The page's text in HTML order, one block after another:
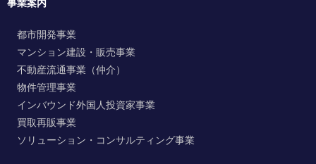
事業案内
都市開発事業
マンション建設・販売事業
不動産流通事業（仲介）
物件管理事業
インバウンド外国人投資家事業
買取再販事業
ソリューション・コンサルティング事業